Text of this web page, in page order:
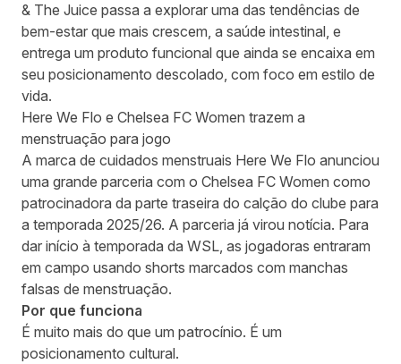
& The Juice passa a explorar uma das tendências de
bem-estar que mais crescem, a saúde intestinal, e
entrega um produto funcional que ainda se encaixa em
seu posicionamento descolado, com foco em estilo de
vida.
Here We Flo e Chelsea FC Women trazem a
menstruação para jogo
A marca de cuidados menstruais Here We Flo anunciou
uma grande parceria com o Chelsea FC Women como
patrocinadora da parte traseira do calção do clube para
a temporada 2025/26. A parceria já virou notícia. Para
dar início à temporada da WSL, as jogadoras entraram
em campo usando shorts marcados com manchas
falsas de menstruação.
Por que funciona
É muito mais do que um patrocínio. É um
posicionamento cultural.